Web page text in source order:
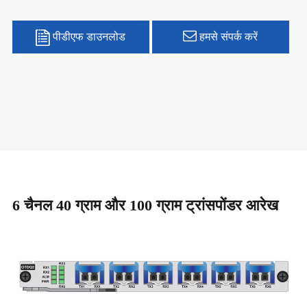
पीडीएफ डाउनलोड हमसे संपर्क करें
6 चैनल 40 ग्राम और 100 ग्राम ट्रांसपोंडर आरेख